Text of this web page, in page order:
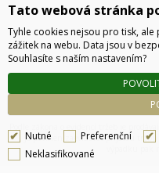
je povinen zaevidovat přijatou
Tato webová stránka
Tyhle cookies nejsou pro tisk,
zážitek na webu. Data jsou v
Souhlasíte s naším nastavením?
Nutné Preferenční
Neklasifikované